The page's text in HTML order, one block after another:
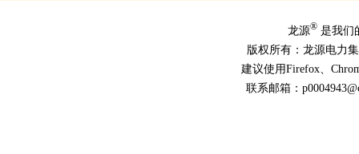
龙源®是我们
版权所有：龙源电力
建议使用Firefox、
联系邮箱：